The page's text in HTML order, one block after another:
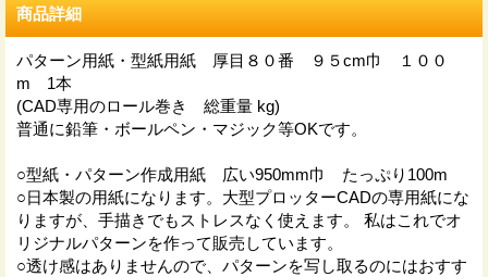
商品詳細
パターン用紙・型紙用紙 厚目８０番 ９５cm巾 １００
m 1本
(CAD専用のロール巻き 総重量 kg)
普通に鉛筆・ボールペン・マジック等OKです。
○型紙・パターン作成用紙 広い950mm巾 たっぷり100m
○日本製の用紙になります。大型プロッターCADの専用紙にな
りますが、手描きでもストレスなく使えます。 私はこれでオ
リジナルパターンを作って販売しています。
○透け感はありませんので、パターンを写し取るのにはおすす